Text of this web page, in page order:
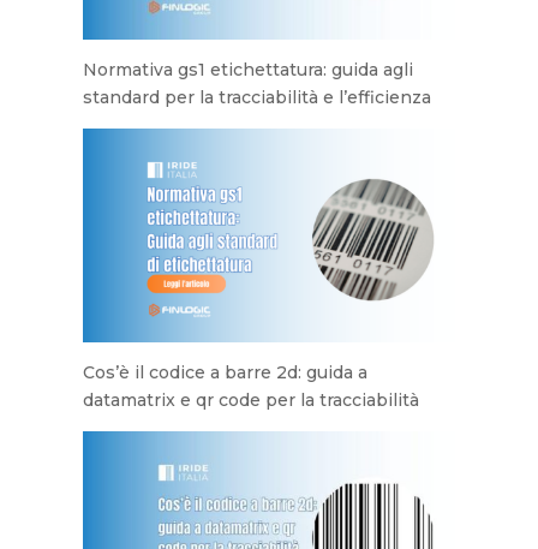
Normativa gs1 etichettatura: guida agli
standard per la tracciabilità e l’efficienza
Cos’è il codice a barre 2d: guida a
datamatrix e qr code per la tracciabilità